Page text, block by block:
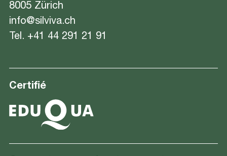
8005 Zürich
info@silviva.ch
Tel. +41 44 291 21 91
Certifié